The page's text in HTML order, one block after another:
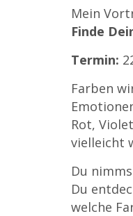
Mein
Finde
Termin:
Farben
Rot,
vielleicht
Du
Du
welche